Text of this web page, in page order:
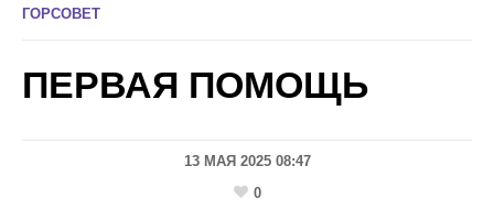
ГОРСОВЕТ
ПЕРВАЯ ПОМОЩЬ
13 МАЯ 2025 08:47
0